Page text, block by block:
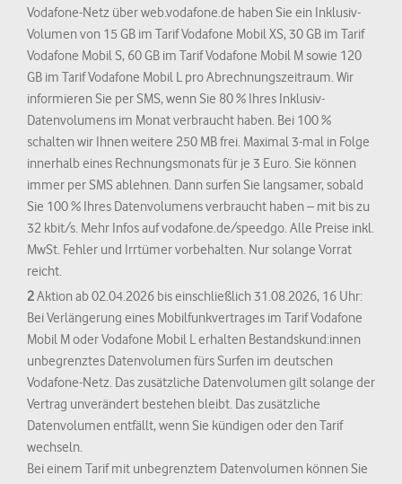
Vodafone-Netz über web.vodafone.de haben Sie ein Inklusiv-
Volumen von 15 GB im Tarif Vodafone Mobil XS, 30 GB im Tarif
Vodafone Mobil S, 60 GB im Tarif Vodafone Mobil M sowie 120
GB im Tarif Vodafone Mobil L pro Abrechnungszeitraum. Wir
informieren Sie per SMS, wenn Sie 80 % Ihres Inklusiv-
Datenvolumens im Monat verbraucht haben. Bei 100 %
schalten wir Ihnen weitere 250 MB frei. Maximal 3-mal in Folge
innerhalb eines Rechnungsmonats für je 3 Euro. Sie können
immer per SMS ablehnen. Dann surfen Sie langsamer, sobald
Sie 100 % Ihres Datenvolumens verbraucht haben – mit bis zu
32 kbit/s. Mehr Infos auf vodafone.de/speedgo. Alle Preise inkl.
MwSt. Fehler und Irrtümer vorbehalten. Nur solange Vorrat
reicht.
2Aktion ab 02.04.2026 bis einschließlich 31.08.2026, 16 Uhr:
Bei Verlängerung eines Mobilfunkvertrages im Tarif Vodafone
Mobil M oder Vodafone Mobil L erhalten Bestandskund:innen
unbegrenztes Datenvolumen fürs Surfen im deutschen
Vodafone-Netz. Das zusätzliche Datenvolumen gilt solange der
Vertrag unverändert bestehen bleibt. Das zusätzliche
Datenvolumen entfällt, wenn Sie kündigen oder den Tarif
wechseln.
Bei einem Tarif mit unbegrenztem Datenvolumen können Sie